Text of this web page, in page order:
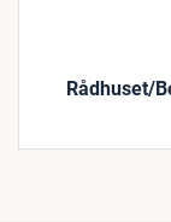
Rådhuset/